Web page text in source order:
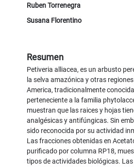
Ruben Torrenegra
Susana Florentino
Resumen
Petiveria alliacea, es un arbusto
la selva amazónica y otras
America, tradicionalmente
perteneciente a la familia
muestran que las raices y hojas
analgésicas y antifúngicas. Sin
sido reconocida por su actividad
Las fracciones obtenidas en
purificado por columna RP18,
tipos de actividades biológicas.